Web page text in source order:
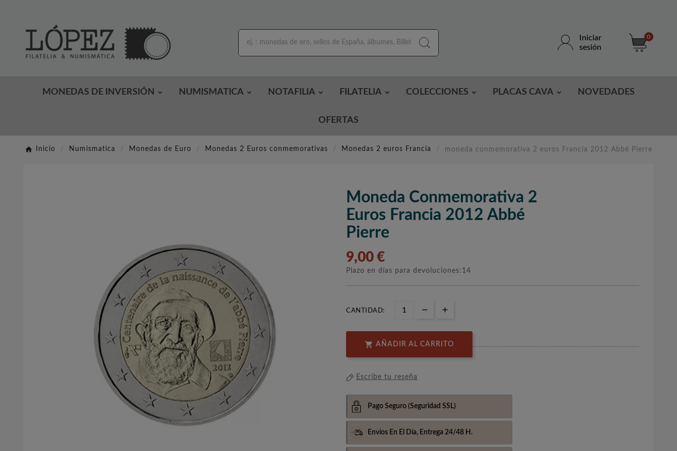
Iniciar
sesión
0
MONEDAS DE INVERSIÓN NUMISMATICA NOTAFILIA FILATELIA COLECCIONES PLACAS CAVA NOVEDADES
OFERTAS
Inicio Numismatica Monedas de Euro Monedas 2 Euros conmemorativas Monedas 2 euros Francia moneda conmemorativa 2 euros Francia 2012 Abbé Pierre
Moneda Conmemorativa 2
Euros Francia 2012 Abbé
Pierre
9,00 €
Plazo en días para devoluciones:14
CANTIDAD:
 AÑADIR AL CARRITO
Escribe tu reseña
Pago Seguro (Seguridad SSL)
Envíos En El Día, Entrega 24/48 H.